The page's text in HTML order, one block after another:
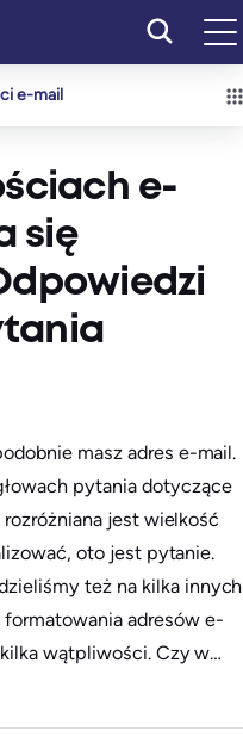
e-mail
e-
się
masz adres e-mail.
pytania dotyczące
jest wielkość
oto jest pytanie.
też na kilka innych
adresów e-
wątpliwości. Czy w…